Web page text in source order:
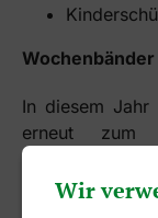
In diesem Jahr
erneut zum
volljährige
Besucher/
Wir